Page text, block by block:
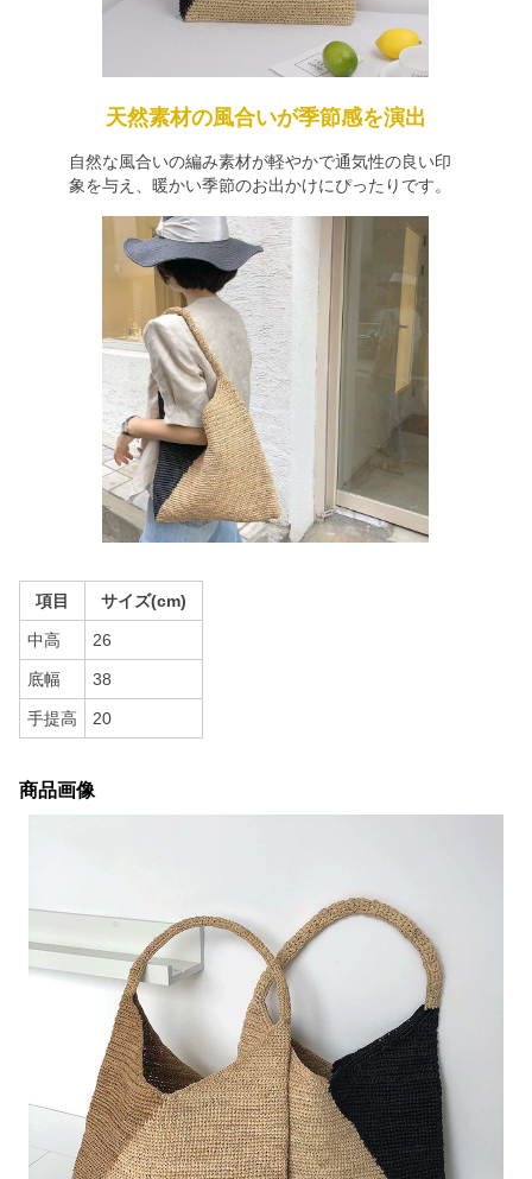
天然素材の風合いが季節感を演出
自然な風合いの編み素材が軽やかで通気性の良い印
象を与え、暖かい季節のお出かけにぴったりです。
項目 サイズ(cm)
中高 26
底幅 38
手提高 20
商品画像